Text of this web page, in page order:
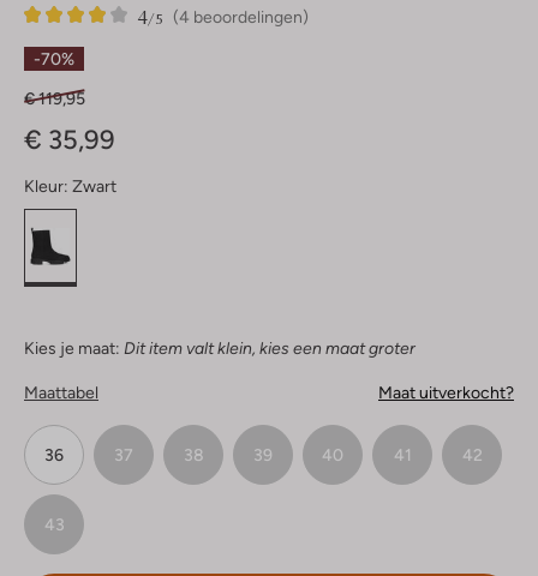
(4 beoordelingen)
4/5
4
4
Sterren
-70%
€ 119,95
€ 35,99
Kleur: Zwart
Kies je maat: Dit item valt klein, kies een maat groter
Maattabel Maat uitverkocht?
36 37 38 39 40 41 42
43